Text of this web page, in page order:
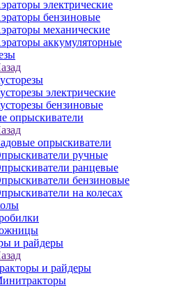
электрические
бензиновые
механические
аккумуляторные
электрические
бензиновые
опрыскиватели
опрыскиватели
ручные
ранцевые
бензиновые
на колесах
и райдеры
и райдеры